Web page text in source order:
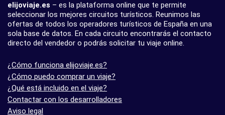
elijoviaje.es – es la plataforma online que te permite
seleccionar los mejores circuitos turísticos. Reunimos las
ofertas de todos los operadores turísticos de España en una
sola base de datos. En cada circuito encontrarás el contacto
directo del vendedor o podrás solicitar tu viaje online.
¿Cómo funciona elijoviaje.es?
¿Cómo puedo comprar un viaje?
¿Qué está incluido en el viaje?
Contactar con los desarrolladores
Aviso legal